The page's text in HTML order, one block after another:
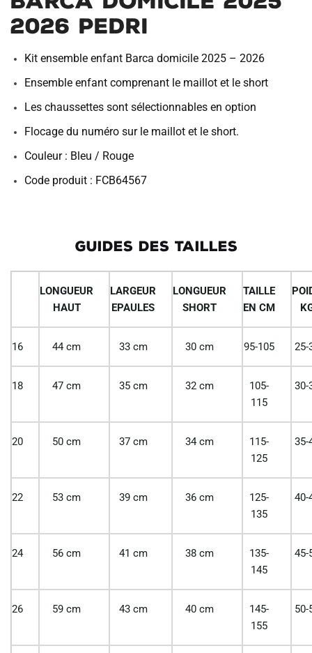
2026 Pedri
Kit ensemble enfant Barca domicile 2025 – 2026
Ensemble enfant comprenant le maillot et le short
Les chaussettes sont sélectionnables en option
Flocage du numéro sur le maillot et le short.
Couleur : Bleu / Rouge
Code produit : FCB64567
GUIDES DES TAILLES
LONGUEUR
HAUT
LARGEUR
EPAULES
LONGUEUR
SHORT
TAILLE
EN CM
16 44 cm 33 cm 30 cm 95-105 25-
18 47 cm 35 cm 32 cm
105-
115
30-
20 50 cm 37 cm 34 cm
115-
125
35-
22 53 cm 39 cm 36 cm
125-
135
40-
24 56 cm 41 cm 38 cm
135-
145
45-
26 59 cm 43 cm 40 cm
145-
155
50-